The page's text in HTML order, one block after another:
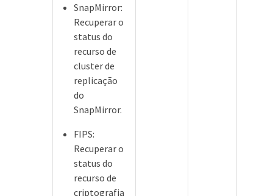
SnapMirror:
Recuperar o
status do
recurso de
cluster de
replicação
do
SnapMirror.
FIPS:
Recuperar o
status do
recurso de
criptografia